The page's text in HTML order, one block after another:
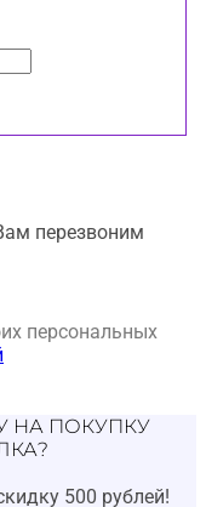
перезвоним
персональных
НА ПОКУПКУ
500 рублей!